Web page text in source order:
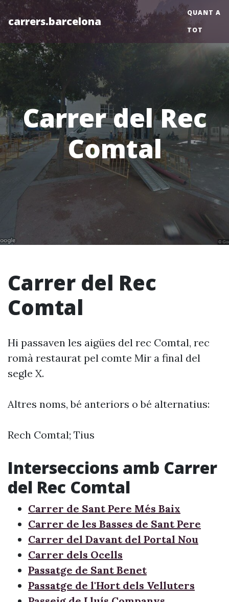
carrers.barcelona
QUANT A
TOT
Carrer del Rec
Comtal
Carrer del Rec
Comtal
Hi passaven les aigües del rec Comtal, rec
romà restaurat pel comte Mir a final del
segle X.
Altres noms, bé anteriors o bé alternatius:
Rech Comtal; Tius
Interseccions amb Carrer
del Rec Comtal
Carrer de Sant Pere Més Baix
Carrer de les Basses de Sant Pere
Carrer del Davant del Portal Nou
Carrer dels Ocells
Passatge de Sant Benet
Passatge de l'Hort dels Velluters